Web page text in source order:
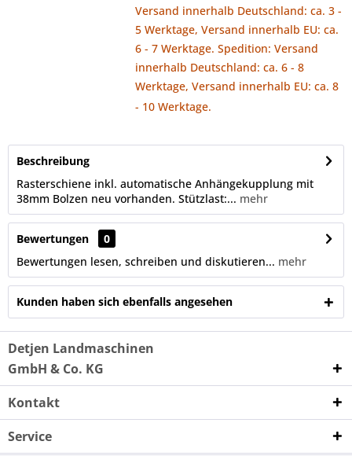
Versand innerhalb Deutschland: ca. 3 -
5 Werktage, Versand innerhalb EU: ca.
6 - 7 Werktage. Spedition: Versand
innerhalb Deutschland: ca. 6 - 8
Werktage, Versand innerhalb EU: ca. 8
- 10 Werktage.
Beschreibung
Rasterschiene inkl. automatische Anhängekupplung mit
38mm Bolzen neu vorhanden. Stützlast:... mehr
Bewertungen
0
Bewertungen lesen, schreiben und diskutieren... mehr
Kunden haben sich ebenfalls angesehen
Detjen Landmaschinen
GmbH & Co. KG
Kontakt
Service